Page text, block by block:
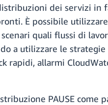
dei servizi in
È possibile
quali flussi di
a utilizzare le
rapidi, allarmi
PAUSE come